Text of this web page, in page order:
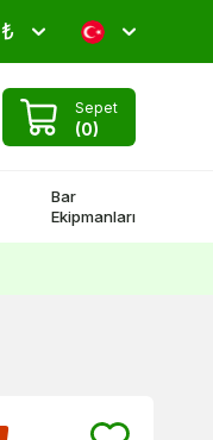
₺
Sepet
(0)
Bar
Ekipmanları